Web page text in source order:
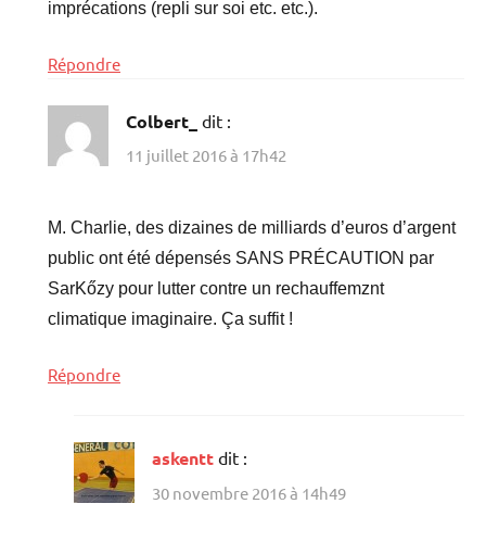
imprécations (repli sur soi etc. etc.).
Répondre
Colbert_ dit :
11 juillet 2016 à 17h42
M. Charlie, des dizaines de milliards d’euros d’argent
public ont été dépensés SANS PRÉCAUTION par
SarKőzy pour lutter contre un rechauffemznt
climatique imaginaire. Ça suffit !
Répondre
askentt dit :
30 novembre 2016 à 14h49